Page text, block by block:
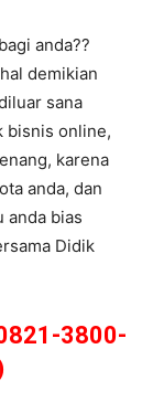
anda??
demikian
sana
bisnis online,
karena
anda, dan
anda bias
Didik
3800-